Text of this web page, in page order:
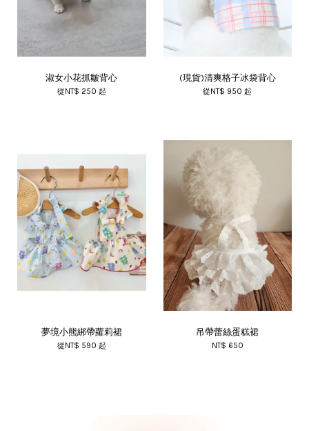
淑女小花抓皺背心
從NT$ 250 起
(現貨)清爽格子冰袋背心
從NT$ 950起
夢境小熊綁帶蘿莉裙
從NT$ 590 起
吊帶蕾絲蛋糕裙
NT$ 650